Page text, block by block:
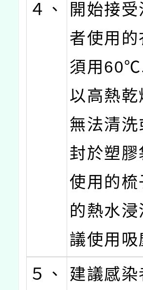
４、
開始接
者使用
須用60℃
以高熱
無法清
封於塑
使用的
的熱水
議使用
５、
建議感